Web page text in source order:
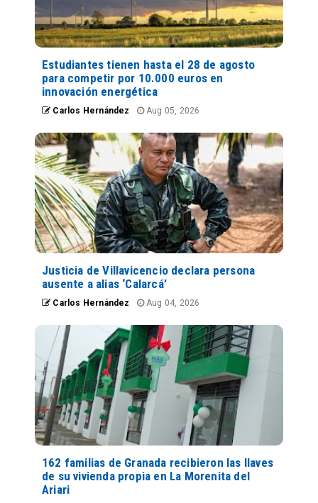
Estudiantes tienen hasta el 28 de agosto
para competir por 10.000 euros en
innovación energética
Carlos Hernández Aug 05, 2026
Justicia de Villavicencio declara persona
ausente a alias ‘Calarcá’
Carlos Hernández Aug 04, 2026
162 familias de Granada recibieron las llaves
de su vivienda propia en La Morenita del
Ariari